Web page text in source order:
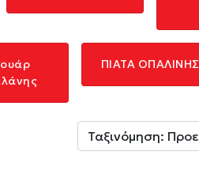
ΠΙΑΤΑ ΟΠΑΛΙΝΗΣ